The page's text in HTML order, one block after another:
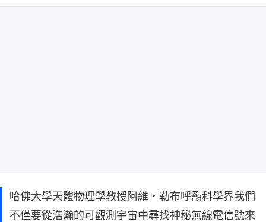
哈佛大學天體物理學教授阿維・勒布呼籲科學界我們
不僅要從浩瀚的可觀測宇宙中尋找神秘無線電信號來